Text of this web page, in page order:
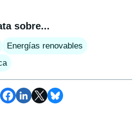
sobre...
Energías renovables